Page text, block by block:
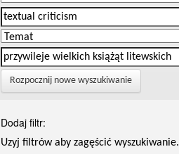
Rozpocznij nowe wyszukiwanie
Dodaj filtr:
Uzyj filtrów aby zagęścić wyszukiwanie.